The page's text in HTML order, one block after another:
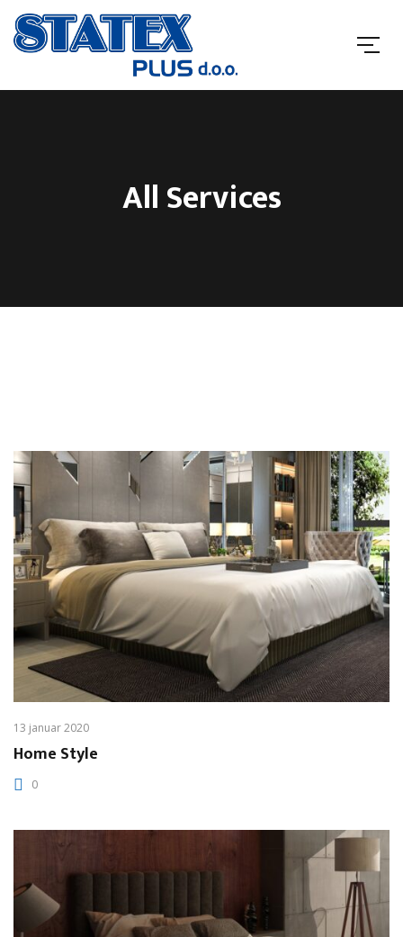
All Services
13 januar 2020
Home Style
0